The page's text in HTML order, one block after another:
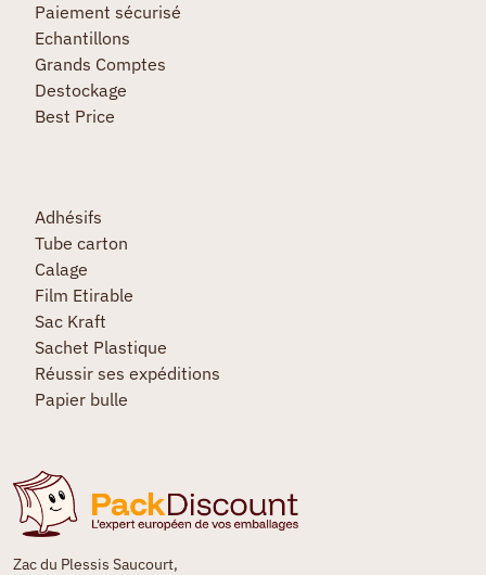
Zac du Plessis Saucourt,
Paiement sécurisé
Echantillons
Grands Comptes
Destockage
Best Price
Adhésifs
Tube carton
Calage
Film Etirable
Sac Kraft
Sachet Plastique
Réussir ses expéditions
Papier bulle